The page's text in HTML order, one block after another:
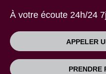
À votre écoute 24h/24
APPELER
PRENDRE